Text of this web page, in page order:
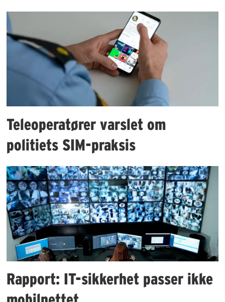
Teleoperatører varslet om
politiets SIM-praksis
Rapport: IT-sikkerhet passer ikke